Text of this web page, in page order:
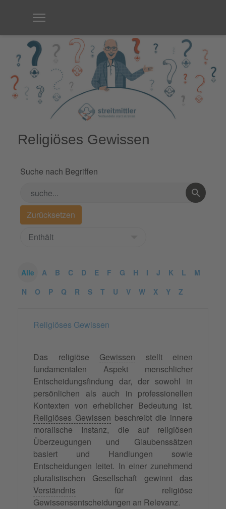
Religiöses Gewissen
Suche nach Begriffen
Alle A B C D E F G H I J K L
M
N
O P Q R S T U V W X Y Z
Religiöses Gewissen
Das religiöse Gewissen stellt einen
fundamentalen Aspekt menschlicher
Entscheidungsfindung dar, der sowohl in
persönlichen als auch in professionellen
Kontexten von erheblicher Bedeutung ist.
Religiöses Gewissen beschreibt die innere
moralische Instanz, die auf religiösen
Überzeugungen und Glaubenssätzen
basiert und Handlungen sowie
Entscheidungen leitet. In einer zunehmend
pluralistischen Gesellschaft gewinnt das
Verständnis für religiöse
Gewissensentscheidungen an Relevanz.